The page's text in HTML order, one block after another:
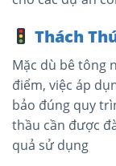
Thách
Mặc dù bê tông
điểm, việc áp
bảo đúng quy
thầu cần được
quả sử dụng​​